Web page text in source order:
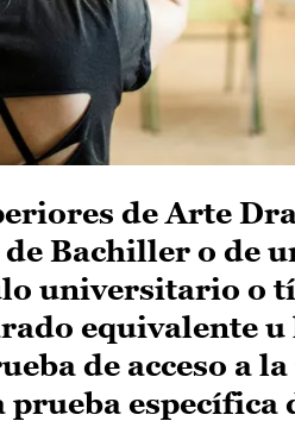
de Arte
Bachiller o de
universitario o
equivalente u
de acceso a
específica